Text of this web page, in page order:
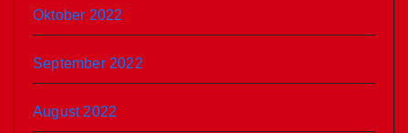
Oktober 2022
September 2022
August 2022